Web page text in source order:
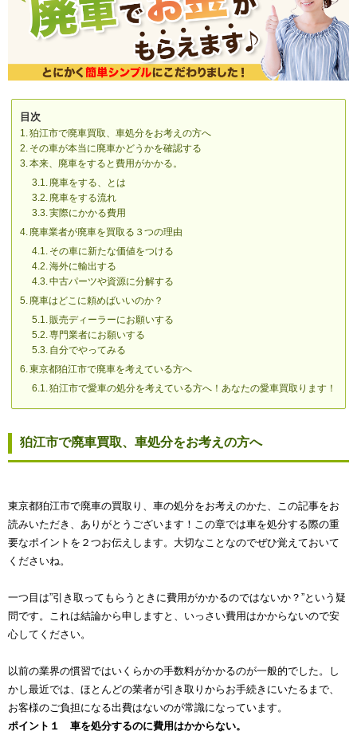
目次
狛江市で廃車買取、車処分をお考えの方へ
その車が本当に廃車かどうかを確認する
本来、廃車をすると費用がかかる。
廃車をする、とは
廃車をする流れ
実際にかかる費用
廃車業者が廃車を買取る３つの理由
その車に新たな価値をつける
海外に輸出する
中古パーツや資源に分解する
廃車はどこに頼めばいいのか？
販売ディーラーにお願いする
専門業者にお願いする
自分でやってみる
東京都狛江市で廃車を考えている方へ
狛江市で愛車の処分を考えている方へ！あなたの愛車買取ります！
狛江市で廃車買取、車処分をお考えの方へ
東京都狛江市で廃車の買取り、車の処分をお考えのかた、この記事をお
読みいただき、ありがとうございます！この章では車を処分する際の重
要なポイントを２つお伝えします。大切なことなのでぜひ覚えておいて
くださいね。
一つ目は”引き取ってもらうときに費用がかかるのではないか？”という疑
問です。これは結論から申しますと、いっさい費用はかからないので安
心してください。
以前の業界の慣習ではいくらかの手数料がかかるのが一般的でした。し
かし最近では、ほとんどの業者が引き取りからお手続きにいたるまで、
お客様のご負担になる出費はないのが常識になっています。
ポイント１ 車を処分するのに費用はかからない。